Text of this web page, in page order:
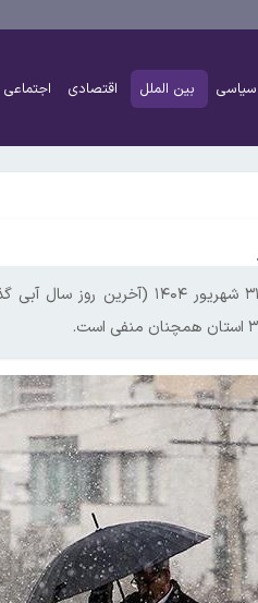
سیاسی بین الملل اقتصادی
بر اساس داده‌های سازمان هواشناسی